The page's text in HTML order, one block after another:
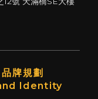
品牌規劃
Identity